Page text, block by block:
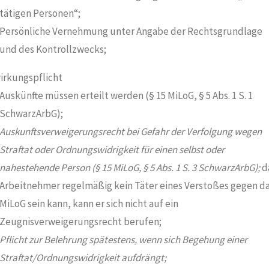
Personen“;
Vernehmung unter Angabe der Rechtsgrundlage
des Kontrollzwecks;
müssen erteilt werden (§ 15 MiLoG, § 5 Abs. 1 S. 1
bei Gefahr der Verfolgung wegen
oder Ordnungswidrigkeit für einen selbst oder
Person (§ 15 MiLoG, § 5 Abs. 1 S. 3 SchwarzArbG);
regelmäßig kein Täter eines Verstoßes gegen
sein kann, kann er sich nicht auf ein
berufen;
zur Belehrung spätestens, wenn sich Begehung einer
Ordnungswidrigkeit aufdrängt;